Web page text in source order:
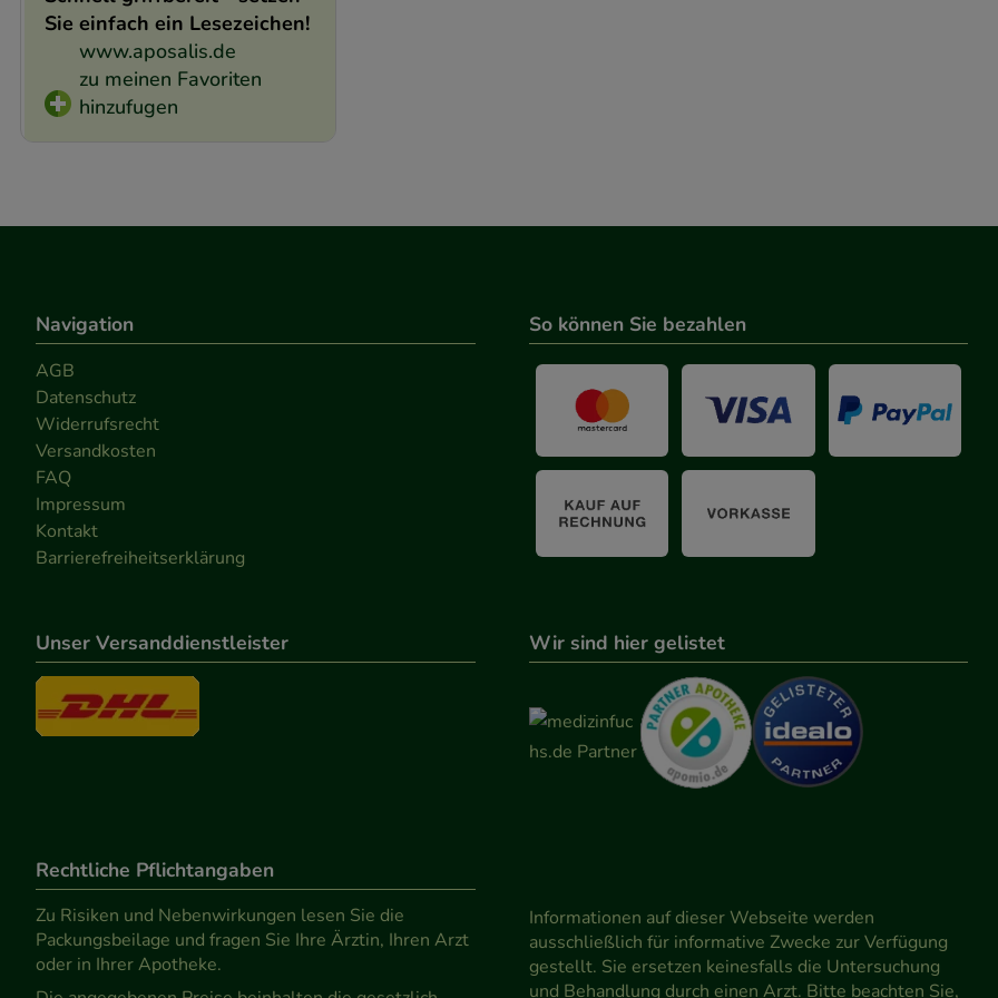
Sie einfach ein Lesezeichen!
www.aposalis.de
zu meinen Favoriten
hinzufugen
Navigation
AGB
Datenschutz
Widerrufsrecht
Versandkosten
FAQ
Impressum
Kontakt
Barrierefreiheitserklärung
So können Sie bezahlen
Unser Versanddienstleister Wir sind hier gelistet
Rechtliche Pflichtangaben
Zu Risiken und Nebenwirkungen lesen Sie die
Packungsbeilage und fragen Sie Ihre Ärztin, Ihren Arzt
oder in Ihrer Apotheke.
Informationen auf dieser Webseite werden
ausschließlich für informative Zwecke zur Verfügung
gestellt. Sie ersetzen keinesfalls die Untersuchung
und Behandlung durch einen Arzt. Bitte beachten Sie,